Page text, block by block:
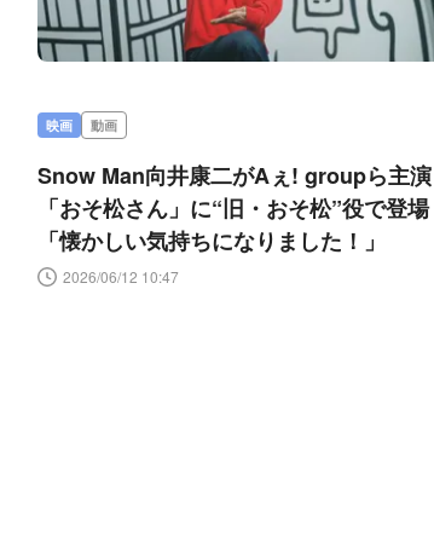
映画 動画
Snow Man向井康二がAぇ! groupら主演
「おそ松さん」に“旧・おそ松”役で登場
「懐かしい気持ちになりました！」
2026/06/12 10:47